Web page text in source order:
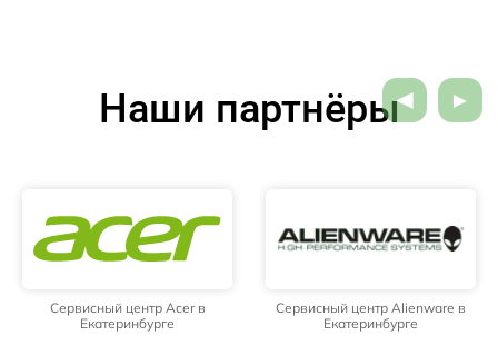
Наши партнёры
Сервисный центр Acer в
Екатеринбурге
Сервисный центр Alienware в
Екатеринбурге